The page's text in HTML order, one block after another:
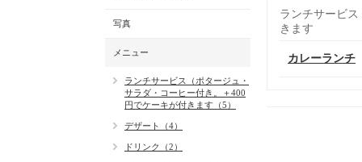
ランチサービ
きます
カレーランチ
写真
メニュー
ランチサービス（ポタージュ・
サラダ・コーヒー付き。＋400
円でケーキが付きます（5）
デザート（4）
ドリンク（2）